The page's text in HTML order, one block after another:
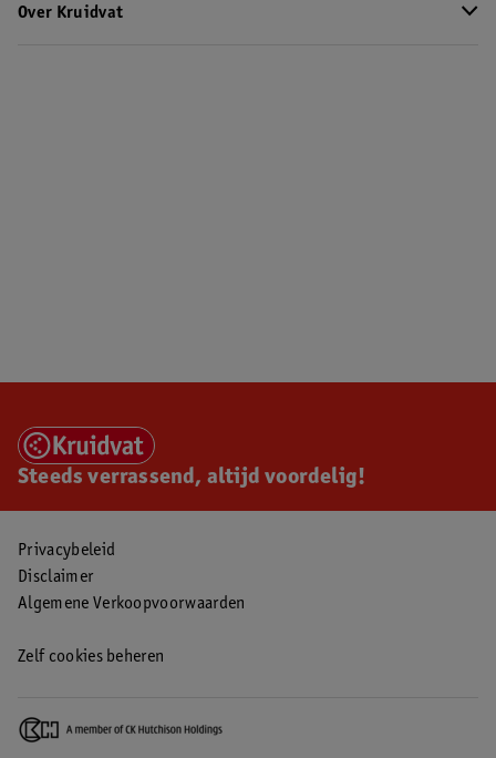
Over Kruidvat
Steeds verrassend, altijd voordelig!
Privacybeleid
Disclaimer
Algemene Verkoopvoorwaarden
Zelf cookies beheren